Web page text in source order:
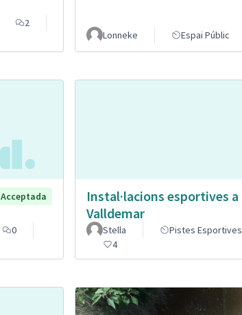
2
Lonneke Espai Públic
Acceptada
0
Instal·lacions esportives a
Valldemar
Stella Pistes Esportives
4